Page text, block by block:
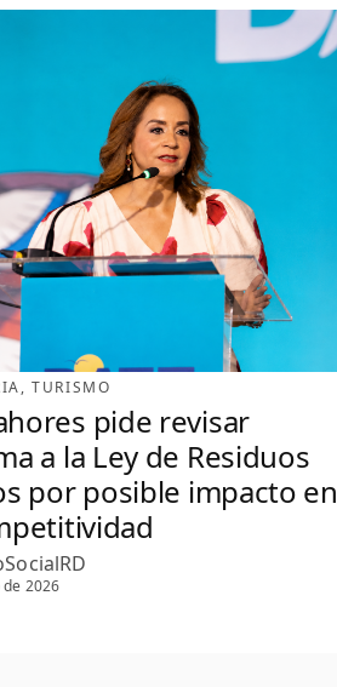
, TURISMO
pide revisar
a la Ley de Residuos
por posible impacto en
2026